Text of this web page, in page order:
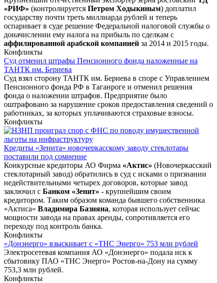
«РИФ» (контролируется Петром Ходыкиным) доплатил
государству почти треть миллиарда рублей и теперь
оспаривает в суде решение Федеральной налоговой службы о
доначислении ему налога на прибыль по сделкам с
аффилированной арабской компанией за 2014 и 2015 годы.
Конфликты
Суд отменил штрафы Пенсионного фонда наложенные на
ТАНТК им. Бериева
Суд взял сторону ТАНТК им. Бериева в споре с Управлением
Пенсионного фонда РФ в Таганроге и отменил решения
фонда о наложении штрафов. Предприятие было
оштрафовано за нарушение сроков предоставления сведений о
работниках, за которых уплачиваются страховые взносы.
Конфликты
Кредиты «Зенита» новочеркасскому заводу стеклотары
поставили под сомнение
Конкурсные кредиторы АО Фирма «Актис» (Новочеркасский
стеклотарный завод) обратились в суд с исками о признании
недействительными четырех договоров, которые завод
заключил с Банком «Зенит» - крупнейшим своим
кредитором. Таким образом команда бывшего собственника
«Актиса» Владимира Базияна, которая использует сейчас
мощности завода на правах аренды, сопротивляется его
переходу под контроль банка.
Конфликты
«Донэнерго» взыскивает с «ТНС Энерго» 753 млн рублей
Электросетевая компания АО «Донэнерго» подала иск к
сбытовику ПАО «ТНС Энерго» Ростов-на-Дону на сумму
753,3 млн рублей.
Конфликты